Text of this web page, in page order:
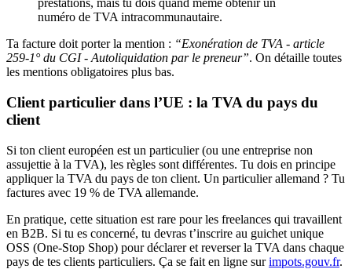
prestations, mais tu dois quand même obtenir un
numéro de TVA intracommunautaire.
Ta facture doit porter la mention : “Exonération de TVA - article
259-1° du CGI - Autoliquidation par le preneur”. On détaille toutes
les mentions obligatoires plus bas.
Client particulier dans l’UE : la TVA du pays du
client
Si ton client européen est un particulier (ou une entreprise non
assujettie à la TVA), les règles sont différentes. Tu dois en principe
appliquer la TVA du pays de ton client. Un particulier allemand ? Tu
factures avec 19 % de TVA allemande.
En pratique, cette situation est rare pour les freelances qui travaillent
en B2B. Si tu es concerné, tu devras t’inscrire au guichet unique
OSS (One-Stop Shop) pour déclarer et reverser la TVA dans chaque
pays de tes clients particuliers. Ça se fait en ligne surimpots.gouv.fr.